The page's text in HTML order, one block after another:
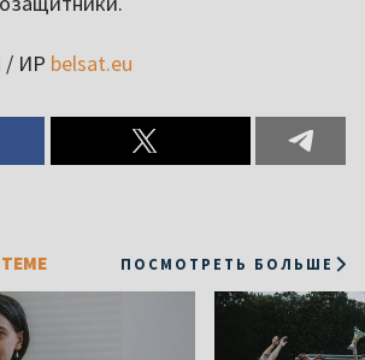
/ ИР belsat.eu
ПОСМОТРЕТЬ БОЛЬШЕ